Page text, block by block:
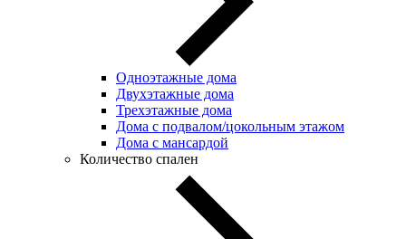
Одноэтажные дома
Двухэтажные дома
Трехэтажные дома
Дома с подвалом/цокольным этажом
Дома с мансардой
Количество спален